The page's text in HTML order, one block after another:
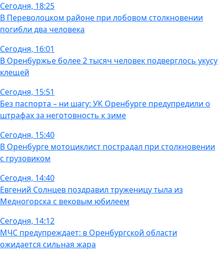
Сегодня, 18:25
В Переволоцком районе при лобовом столкновении
погибли два человека
Сегодня, 16:01
В Оренбуржье более 2 тысяч человек подверглось укусу
клещей
Сегодня, 15:51
Без паспорта – ни шагу: УК Оренбурге предупредили о
штрафах за неготовность к зиме
Сегодня, 15:40
В Оренбурге мотоциклист пострадал при столкновении
с грузовиком
Сегодня, 14:40
Евгений Солнцев поздравил труженицу тыла из
Медногорска с вековым юбилеем
Сегодня, 14:12
МЧС предупреждает: в Оренбургской области
ожидается сильная жара